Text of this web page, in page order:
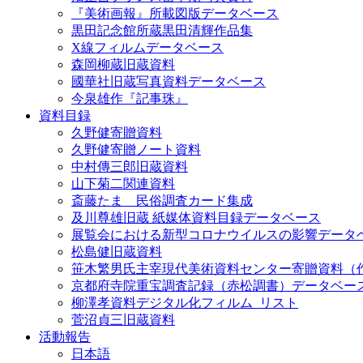
『美術画報』所載図版データベース
黒田記念館所蔵黒田清輝作品集
X線フィルムデータベース
森岡柳蔵旧蔵資料
國華社旧蔵写真資料データベース
今泉雄作『記事珠』
資料目録
久野健寄贈資料
久野健寄贈ノート資料
中村傳三郎旧蔵資料
山下菊二関連資料
斎藤たま 民俗調査カード集成
及川尊雄旧蔵 紙媒体資料目録データベース
展覧会における新型コロナウイルスの影響データ
松島健旧蔵資料
笹木繁男氏主宰現代美術資料センター寄贈資料（
京都府寺院重宝調査記録（赤松調書）データベー
柳澤孝資料デジタル化フィルム_リスト
菅沼貞三旧蔵資料
活動報告
日本語